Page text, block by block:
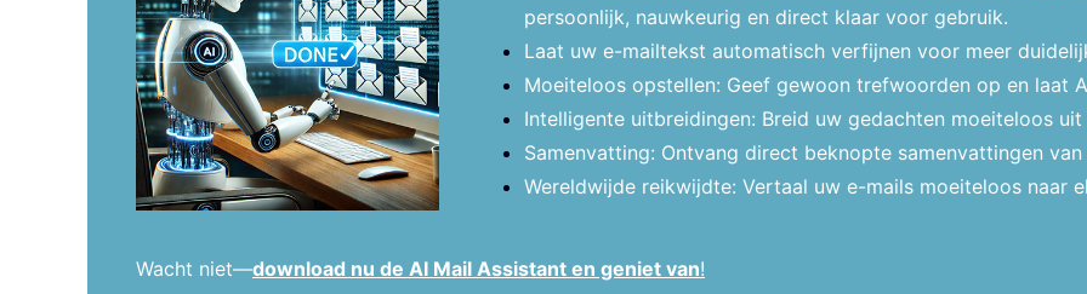
persoonlijk, nauwkeurig en direct klaar voor gebruik.
Laat uw e-mailtekst automatisch verfijnen voor meer
Moeiteloos opstellen: Geef gewoon trefwoorden op en laat
Intelligente uitbreidingen: Breid uw gedachten moeiteloos
Samenvatting: Ontvang direct beknopte samenvattingen
Wereldwijde reikwijdte: Vertaal uw e-mails moeiteloos naar
Wacht niet—download nu de AI Mail Assistant en geniet van!